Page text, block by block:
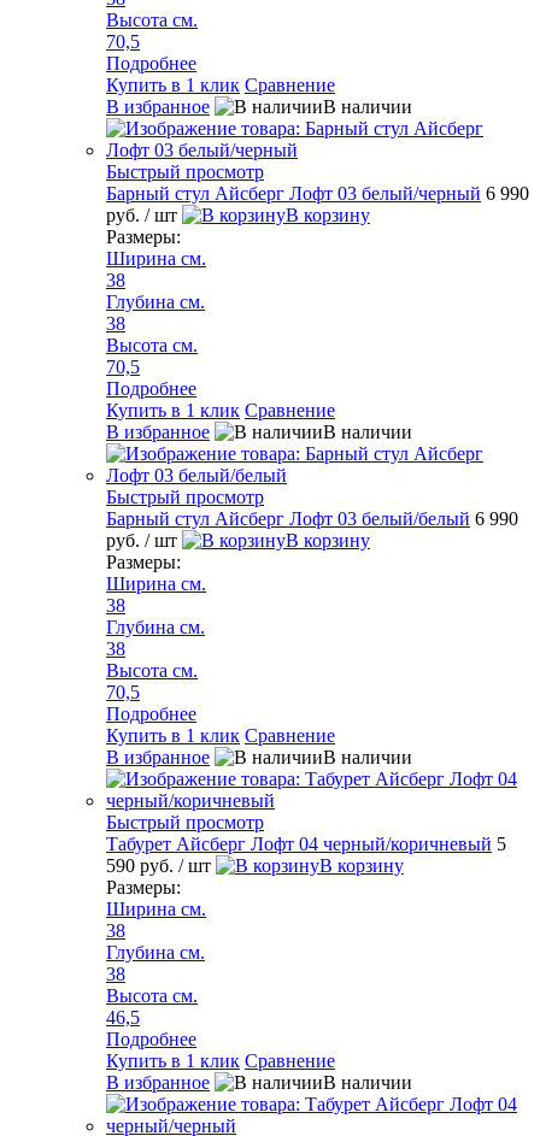
Высота см.
70,5
Подробнее
Купить в 1 клик Сравнение
В избранное
В наличии
Быстрый просмотр
Барный стул Айсберг Лофт 03 белый/черный 6 990
руб. / шт
В корзину
Размеры:
Ширина см.
38
Глубина см.
38
Высота см.
70,5
Подробнее
Купить в 1 клик Сравнение
В избранное
В наличии
Быстрый просмотр
Барный стул Айсберг Лофт 03 белый/белый 6 990
руб. / шт
В корзину
Размеры:
Ширина см.
38
Глубина см.
38
Высота см.
70,5
Подробнее
Купить в 1 клик Сравнение
В избранное
В наличии
Быстрый просмотр
Табурет Айсберг Лофт 04 черный/коричневый 5
590 руб. / шт
В корзину
Размеры:
Ширина см.
38
Глубина см.
38
Высота см.
46,5
Подробнее
Купить в 1 клик Сравнение
В избранное
В наличии